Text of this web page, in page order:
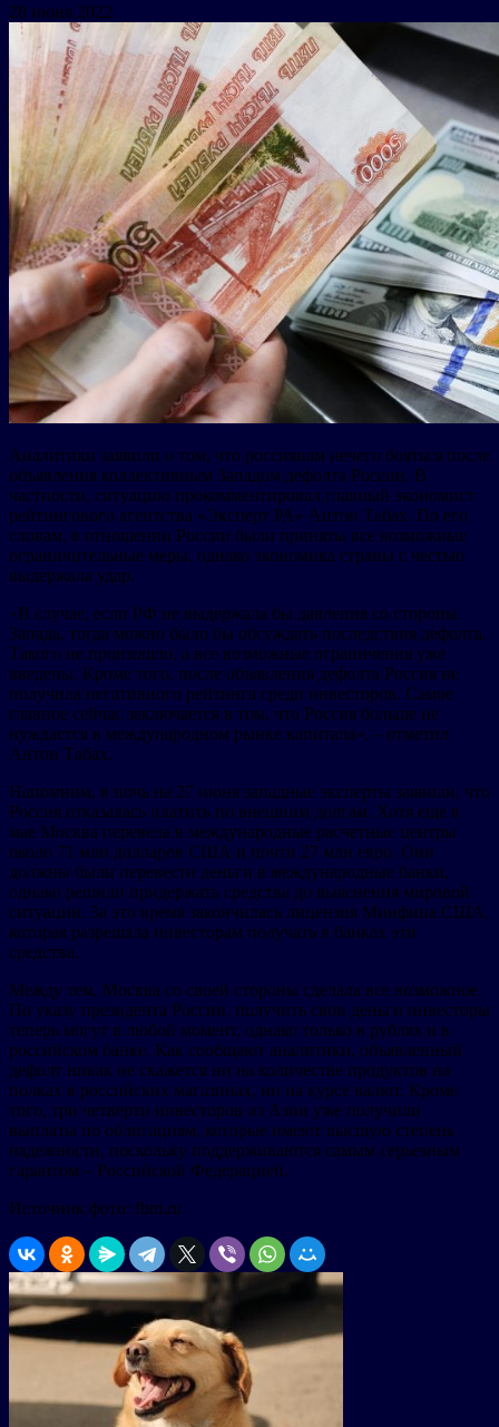
28 июня 2022
Аналитики заявили о том, что россиянам нечего бояться после
объявления коллективным Западом дефолта России. В
частности, ситуацию прокомментировал главный экономист
рейтингового агентства «Эксперт РА» Антон Табах. По его
словам, в отношении России были приняты все возможные
ограничительные меры, однако экономика страны с честью
выдержала удар.
«В случае, если РФ не выдержала бы давления со стороны
Запада, тогда можно было бы обсуждать последствия дефолта.
Такого не произошло, а все возможные ограничения уже
введены. Кроме того, после объявления дефолта Россия не
получила негативного рейтинга среди инвесторов. Самое
главное сейчас заключается в том, что Россия больше не
нуждается в международном рынке капитала», – отметил
Антон Табах.
Напомним, в ночь на 27 июня западные эксперты заявили, что
Россия отказалась платить по внешним долгам. Хотя еще в
мае Москва перевела в международные расчетные центры
около 71 млн долларов США и почти 27 млн евро. Они
должны были перевести деньги в международные банки,
однако решили придержать средства до выяснения мировой
ситуации. За это время закончилась лицензия Минфина США,
которая разрешала инвесторам получать в банках эти
средства.
Между тем, Москва со своей стороны сделала все возможное.
По указу президента России, получить свои деньги инвесторы
теперь могут в любой момент, однако только в рублях и в
российском банке. Как сообщают аналитики, объявленный
дефолт никак не скажется ни на количестве продуктов на
полках в российских магазинах, ни на курсе валют. Кроме
того, три четверти инвесторов из Азии уже получили
выплаты по облигациям, которые имеют высшую степень
надежности, поскольку поддерживаются самым серьезным
гарантом – Российской Федерацией.
Источник фото: fbm.ru